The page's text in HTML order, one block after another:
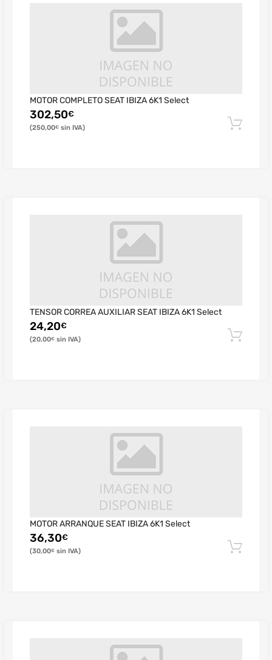
MOTOR COMPLETO SEAT IBIZA 6K1 Select
302,50€
250,00€
TENSOR CORREA AUXILIAR SEAT IBIZA 6K1 Select
24,20€
20,00€
MOTOR ARRANQUE SEAT IBIZA 6K1 Select
36,30€
30,00€